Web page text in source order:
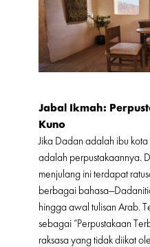
Jabal Ikmah:
Kuno
Jika Dadan adalah ibu kota
adalah perpustakaannya.
menjulang ini terdapat
berbagai
hingga awal tulisan Arab.
sebagai “Perpustakaan
raksasa yang tidak diikat